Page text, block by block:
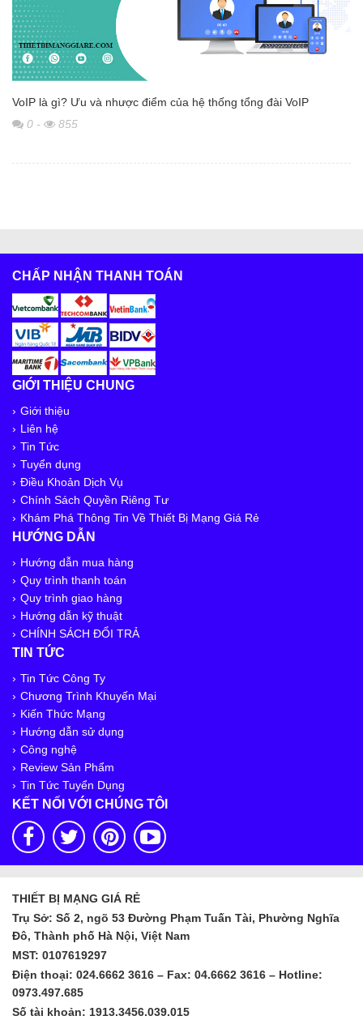
VoIP là gì? Ưu và nhược điểm của hệ thống tổng đài VoIP
0 - 855
CHẤP NHẬN THANH TOÁN
GIỚI THIỆU CHUNG
Giới thiệu
Liên hệ
Tin Tức
Tuyển dụng
Điều Khoản Dịch Vụ
Chính Sách Quyền Riêng Tư
Khám Phá Thông Tin Về Thiết Bị Mạng Giá Rẻ
HƯỚNG DẪN
Hướng dẫn mua hàng
Quy trình thanh toán
Quy trình giao hàng
Hướng dẫn kỹ thuật
CHÍNH SÁCH ĐỔI TRẢ
TIN TỨC
Tin Tức Công Ty
Chương Trình Khuyến Mại
Kiến Thức Mạng
Hướng dẫn sử dụng
Công nghệ
Review Sản Phẩm
Tin Tức Tuyển Dụng
KẾT NỐI VỚI CHÚNG TÔI
THIẾT BỊ MẠNG GIÁ RẺ
Trụ Sở: Số 2, ngõ 53 Đường Phạm Tuấn Tài, Phường Nghĩa
Đô, Thành phố Hà Nội, Việt Nam
MST: 0107619297
Điện thoại: 024.6662 3616 – Fax: 04.6662 3616 – Hotline:
0973.497.685
Số tài khoản: 1913.3456.039.015